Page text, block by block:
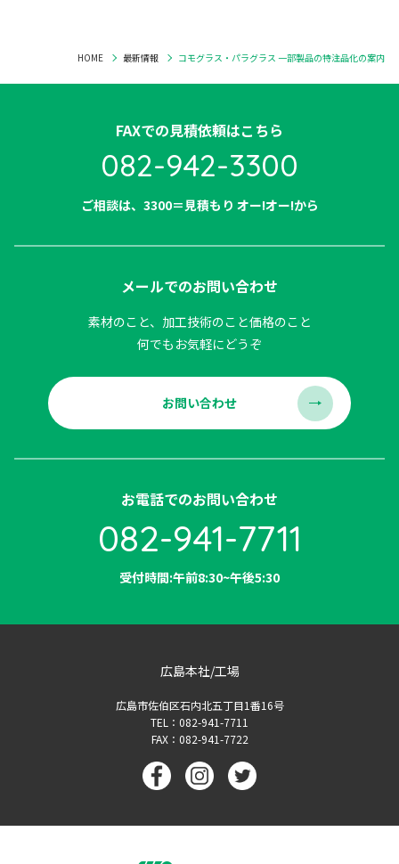
HOME 最新情報 コモグラス・パラグラス 一部製品の特注品化の案内
FAXでの見積依頼はこちら
082-942-3300​
ご相談は、3300＝見積もり オー!オー!から
メールでのお問い合わせ
素材のこと、加工技術のこと価格のこと
何でもお気軽にどうぞ
お問い合わせ
お電話でのお問い合わせ
082-941-7711
受付時間:午前8:30~午後5:30
広島本社/工場
広島市佐伯区石内北五丁目1番16号
TEL：082-941-7711
FAX：082-941-7722